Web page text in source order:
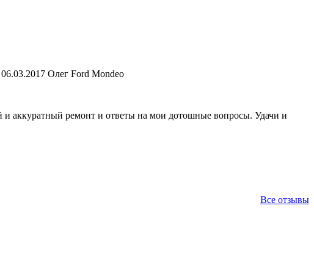
Олег Ford Mondeo
аккуратный ремонт и ответы на мои дотошные вопросы. Удачи и
Все отзывы